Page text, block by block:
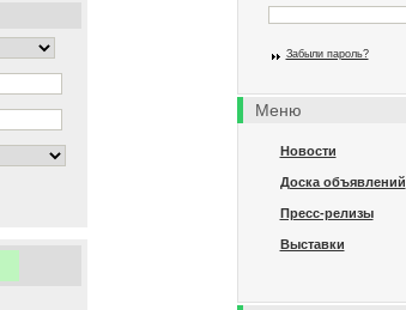
Забыли пароль?
Меню
Новости
Доска объявлений
Пресс-релизы
Выставки